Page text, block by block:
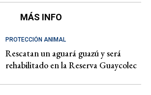
MÁS INFO
PROTECCIÓN ANIMAL
Rescatan un aguará guazú y será
rehabilitado en la Reserva Guaycolec